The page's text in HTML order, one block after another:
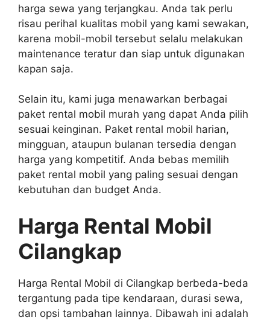
harga sewa yang terjangkau. Anda tak perlu
risau perihal kualitas mobil yang kami sewakan,
karena mobil-mobil tersebut selalu melakukan
maintenance teratur dan siap untuk digunakan
kapan saja.
Selain itu, kami juga menawarkan berbagai
paket rental mobil murah yang dapat Anda pilih
sesuai keinginan. Paket rental mobil harian,
mingguan, ataupun bulanan tersedia dengan
harga yang kompetitif. Anda bebas memilih
paket rental mobil yang paling sesuai dengan
kebutuhan dan budget Anda.
Harga Rental Mobil
Cilangkap
Harga Rental Mobil di Cilangkap berbeda-beda
tergantung pada tipe kendaraan, durasi sewa,
dan opsi tambahan lainnya. Dibawah ini adalah